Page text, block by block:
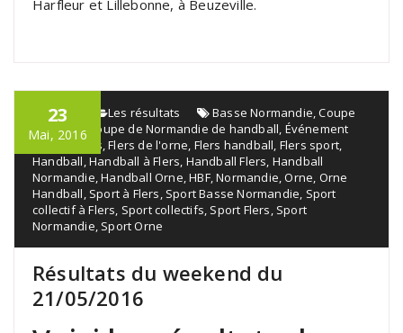
Harfleur et Lillebonne, à Beuzeville.
23
Mai, 2016
admin Les résultats Basse Normandie ,Coupe
de l'orne, Coupe de Normandie de handball Événement
sportif,Flers ,Flers de l'orne Flers handball Flers sport
Handball ,Handball à Flers Handball Flers Handball
Normandie ,Handball Orne ,HBF,Normandie ,Orne Orne
Handball Sport à Flers Sport Basse Normandie Sport
collectif à Flers Sport collectifs Sport Flers Sport
Normandie Sport Orne
Résultats du weekend du
21/05/2016